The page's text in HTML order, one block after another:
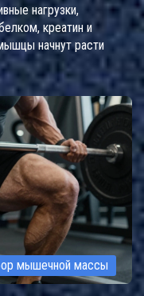
нагрузки,
креатин и
начнут расти
мышечной массы